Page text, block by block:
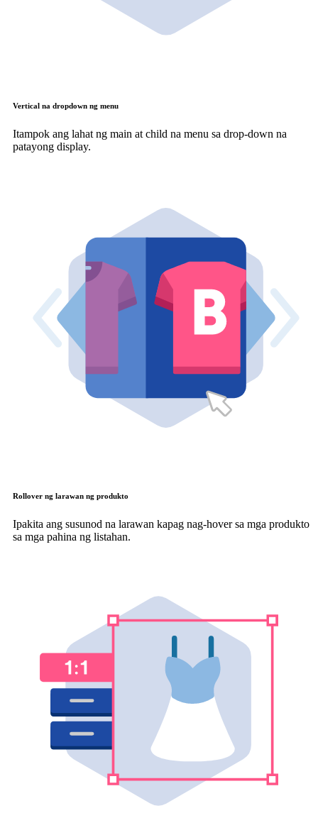
Vertical na dropdown ng menu
Itampok ang lahat ng main at child na menu sa drop-down na
patayong display.
Rollover ng larawan ng produkto
Ipakita ang susunod na larawan kapag nag-hover sa mga produkto
sa mga pahina ng listahan.